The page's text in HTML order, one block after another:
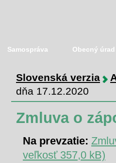
Samospráva Obecný úrad
Slovenská verzia
dňa 17.12.2020
Zmluva o
Na prevzatie:
veľkosť 357,0 kB)